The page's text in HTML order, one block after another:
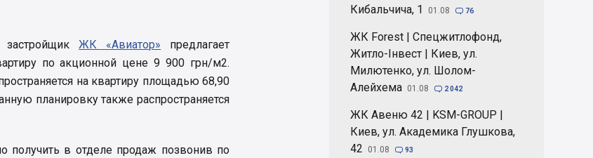
застройщикЖК «Авиатор» предлагает
по акционной цене 9 900 грн/м2.
на квартиру площадью 68,90
планировку также распространяется
в отделе продаж позвонив по
Кибальчича, 1
01.08  76
ЖК Forest | Спецжитлофонд,
Житло-Інвест | Киев, ул.
Милютенко, ул. Шолом-
Алейхема 01.08  2 042
ЖК Авеню 42 | KSM-GROUP |
Киев, ул. Академика Глушкова,
42
01.08  93